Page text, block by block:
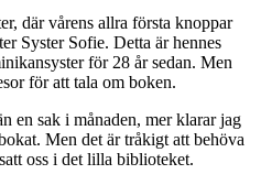
där vårens allra första knoppar
Syster Sofie. Detta är hennes
för 28 år sedan. Men
för att tala om boken.
en sak i månaden, mer klarar jag
Men det är tråkigt att behöva
oss i det lilla biblioteket.